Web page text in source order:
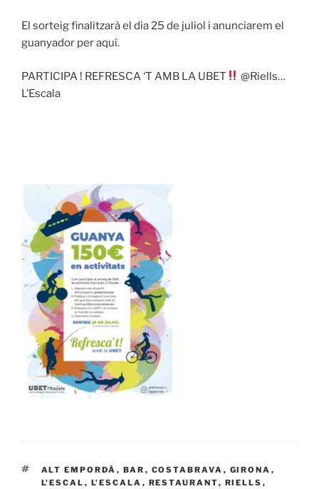
El sorteig finalitzarà el dia 25 de juliol i anunciarem el
guanyador per aquí.
PARTICIPA⁣⁣ ! REFRESCA ‘T AMB LA UBET
@Riells…
L’Escala
ETIQUETAS
ALT EMPORDÀ , BAR , COSTABRAVA , GIRONA ,
L'ESCAL , L'ESCALA , RESTAURANT, RIELLS ,